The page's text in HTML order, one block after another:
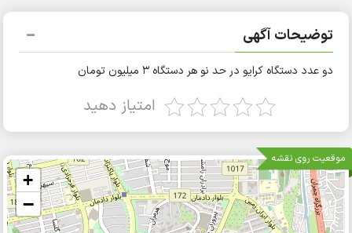
توضیحات آگهی
دو عدد دستگاه کرایو در حد نو هر دستگاه ۳ میلیون تومان
امتیاز دهید
موقعیت روی نقشه
+
−